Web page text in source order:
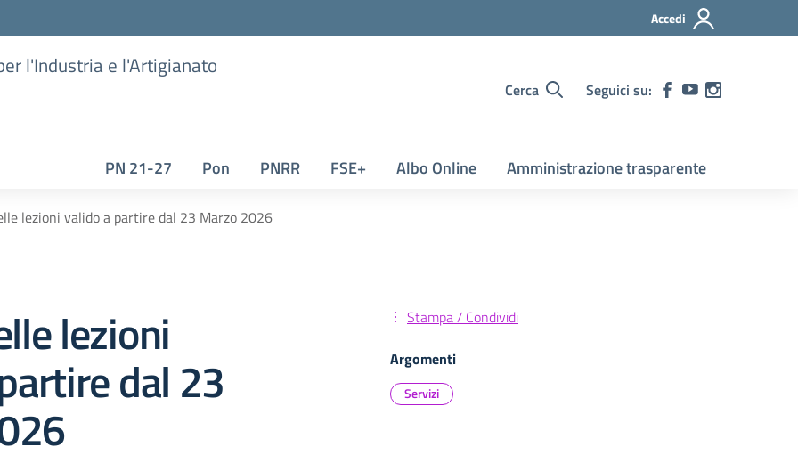
Accedi
l'Industria e l'Artigianato
Cerca Seguici su:
PN 21-27 Pon PNRR FSE+ Albo Online Amministrazione trasparente
lezioni valido a partire dal 23 Marzo 2026
lezioni
dal 23
Stampa / Condividi
Argomenti
Servizi